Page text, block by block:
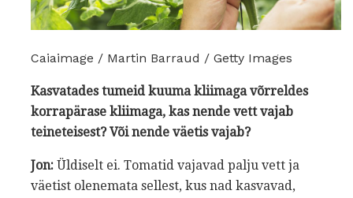
Caiaimage / Martin Barraud / Getty Images
Kasvatades tumeid kuuma kliimaga võrreldes
korrapärase kliimaga, kas nende vett vajab
teineteisest? Või nende väetis vajab?
Jon: Üldiselt ei. Tomatid vajavad palju vett ja
väetist olenemata sellest, kus nad kasvavad,